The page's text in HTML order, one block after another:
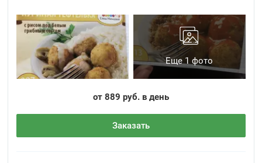
Еще 1 фото
от 889 руб. в день
Заказать